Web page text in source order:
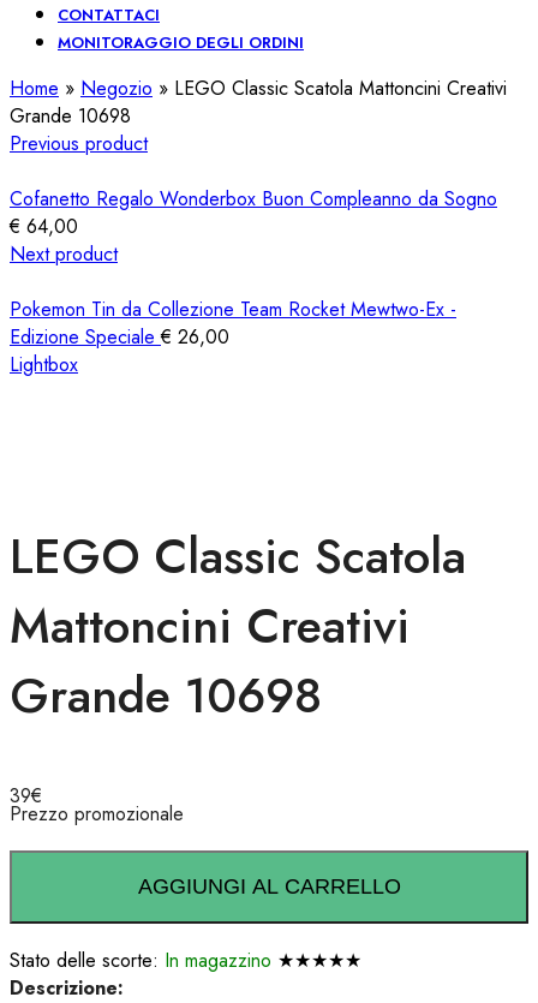
CONTATTACI
MONITORAGGIO DEGLI ORDINI
Home » Negozio » LEGO Classic Scatola Mattoncini Creativi
Grande 10698
Previous product
Cofanetto Regalo Wonderbox Buon Compleanno da Sogno
€ 64,00
Next product
Pokemon Tin da Collezione Team Rocket Mewtwo-Ex -
Edizione Speciale€ 26,00
Lightbox
LEGO Classic Scatola
Mattoncini Creativi
Grande 10698
39€
Prezzo promozionale
AGGIUNGI AL CARRELLO
Stato delle scorte: In magazzino ★★★★★
Descrizione: